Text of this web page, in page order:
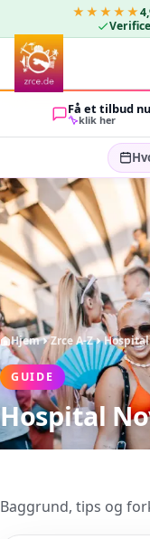
★★★★★
Få et tilbud nu
klik her
GÆSTER
Hjem Zrce A-Z
GUIDE
Hospital
Baggrund, tips og